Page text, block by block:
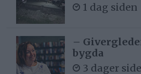
1 dag siden
–
bygda
3 dager